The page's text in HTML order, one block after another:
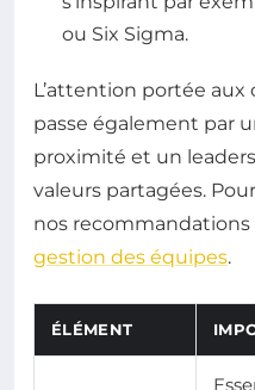
ou Six Sigma.
L’attention portée aux
passe également par
proximité et un
valeurs partagées.
nos recommandations
gestion des équipes.
ÉLÉMENT